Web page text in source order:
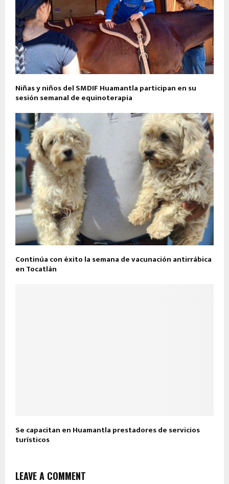
Niñas y niños del SMDIF Huamantla participan en su
sesión semanal de equinoterapia
Continúa con éxito la semana de vacunación antirrábica
en Tocatlán
Se capacitan en Huamantla prestadores de servicios
turísticos
LEAVE A COMMENT